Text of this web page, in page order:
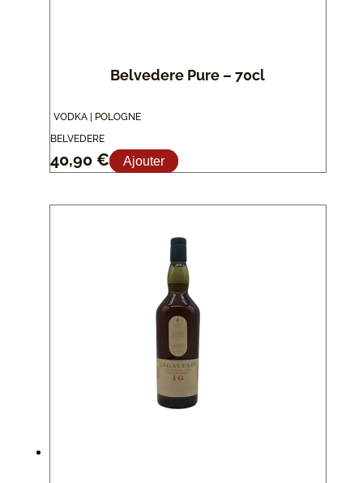
Belvedere Pure – 70cl
VODKA | POLOGNE
BELVEDERE
40,90 € Ajouter